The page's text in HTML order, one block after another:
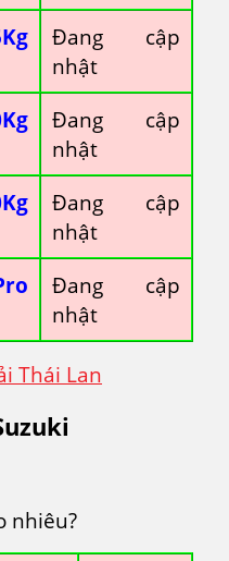
Đang cập
nhật
Đang cập
nhật
Đang cập
nhật
Đang cập
nhật
Thái Lan
nhiêu?